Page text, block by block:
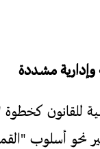
للقانون
نحو أسلوب